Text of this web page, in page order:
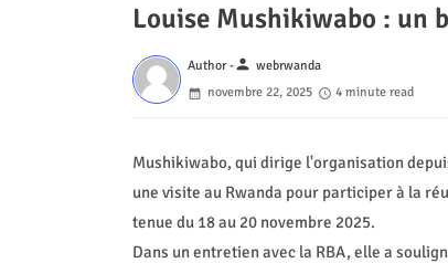
Louise Mushikiwabo : un
Author -person webrwanda
novembre 22, 2025
4 minute read
Mushikiwabo, qui dirige l'organisation
une visite au Rwanda pour participer à la
tenue du 18 au 20 novembre 2025.
Dans un entretien avec la RBA, elle a